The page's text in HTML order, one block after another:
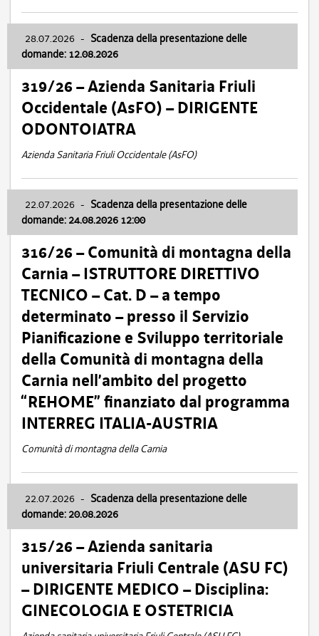
28.07.2026 - Scadenza della presentazione delle
domande: 12.08.2026
319/26 – Azienda Sanitaria Friuli
Occidentale (AsFO) – DIRIGENTE
ODONTOIATRA
Azienda Sanitaria Friuli Occidentale (AsFO)
22.07.2026 - Scadenza della presentazione delle
domande: 24.08.2026 12:00
316/26 – Comunità di montagna della
Carnia – ISTRUTTORE DIRETTIVO
TECNICO – Cat. D – a tempo
determinato – presso il Servizio
Pianificazione e Sviluppo territoriale
della Comunità di montagna della
Carnia nell’ambito del progetto
“REHOME” finanziato dal programma
INTERREG ITALIA-AUSTRIA
Comunità di montagna della Carnia
22.07.2026 - Scadenza della presentazione delle
domande: 20.08.2026
315/26 – Azienda sanitaria
universitaria Friuli Centrale (ASU FC)
– DIRIGENTE MEDICO – Disciplina:
GINECOLOGIA E OSTETRICIA